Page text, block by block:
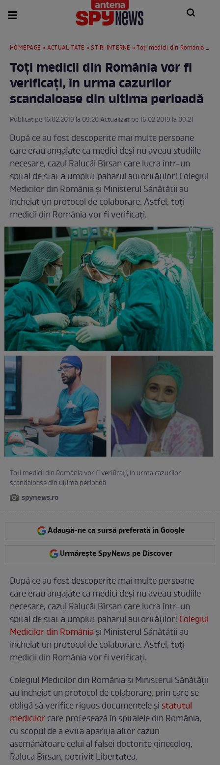
HOMEPAGE » ACTUALITATE »STIRI INTERNE » Toţi medicii din România vor fi verificaţi, în urma cazurilor scandaloase din ultima perioadă
Toţi medicii din România vor fi
verificaţi, în urma cazurilor
scandaloase din ultima perioadă
Publicat pe 16.02.2019 la 09:20 Actualizat pe 16.02.2019 la 09:21
După ce au fost descoperite mai multe persoane
care erau angajate ca medici deşi nu aveau studiile
necesare, cazul Ralucăi Bîrsan care lucra într-un
spital de stat a umplut paharul autorităţilor! Colegiul
Medicilor din România şi Ministerul Sănătăţii au
încheiat un protocol de colaborare. Astfel, toţi
medicii din România vor fi verificaţi.
Toţi medicii din România vor fi verificaţi, în urma cazurilor
scandaloase din ultima perioadă
spynews.ro
Adaugă-ne ca sursă preferată în Google
Urmărește SpyNews pe Discover
După ce au fost descoperite mai multe persoane
care erau angajate ca medici deşi nu aveau studiile
necesare, cazul Ralucăi Bîrsan care lucra într-un
spital de stat a umplut paharul autorităţilor! Colegiul
Medicilor din România şi Ministerul Sănătăţii au
încheiat un protocol de colaborare. Astfel, toţi
medicii din România vor fi verificaţi.
Colegiul Medicilor din România şi Ministerul Sănătăţii
au încheiat un protocol de colaborare, prin care se
obligă să verifice riguos documentele şi statutul
medicilorcare profesează în spitalele din România,
cu scopul de a evita apariţia altor cazuri
asemănătoare celui al falsei doctoriţe ginecolog,
Raluca Bîrsan, potrivit Libertatea.